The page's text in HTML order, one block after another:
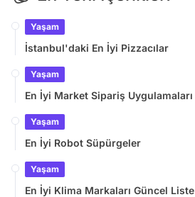
Yaşam
İstanbul'daki En İyi Pizzacılar
Yaşam
En İyi Market Sipariş Uygulamaları
Yaşam
En İyi Robot Süpürgeler
Yaşam
En İyi Klima Markaları Güncel Liste